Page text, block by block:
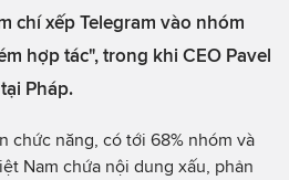
chí xếp Telegram vào nhóm
hợp tác", trong khi CEO Pavel
Pháp.
chức năng, có tới 68% nhóm và
Nam chứa nội dung xấu, phản